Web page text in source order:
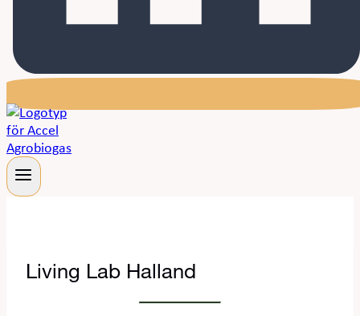
Living Lab Halland